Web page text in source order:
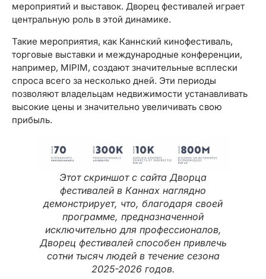
мероприятий и выставок. Дворец фестивалей играет
центральную роль в этой динамике.
Такие мероприятия, как Каннский кинофестиваль,
торговые выставки и международные конференции,
например, MIPIM, создают значительные всплески
спроса всего за несколько дней. Эти периоды
позволяют владельцам недвижимости устанавливать
высокие цены и значительно увеличивать свою
прибыль.
Этот скриншот с сайта Дворца
фестивалей в Каннах наглядно
демонстрирует, что, благодаря своей
программе, предназначенной
исключительно для профессионалов,
Дворец фестивалей способен привлечь
сотни тысяч людей в течение сезона
2025-2026 годов.